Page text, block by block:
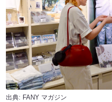
出典: FANY マガジン